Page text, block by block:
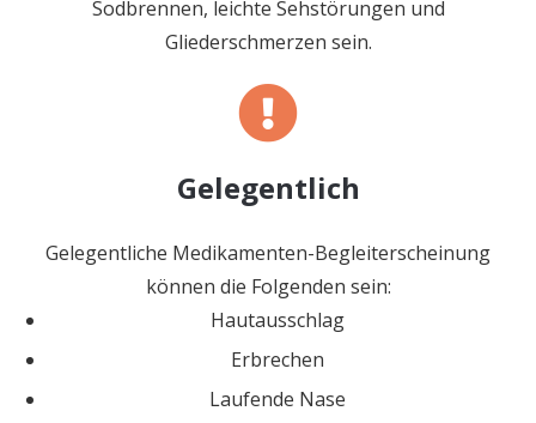
Sodbrennen, leichte Sehstörungen und
Gliederschmerzen sein.
Gelegentlich
Gelegentliche Medikamenten-Begleiterscheinung
können die Folgenden sein:
Hautausschlag
Erbrechen
Laufende Nase